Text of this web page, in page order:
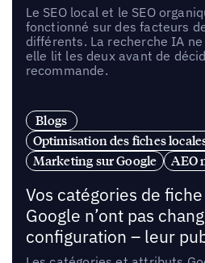
Le SEO local et le SEO
fonctionné sur des facteurs
différents. La recherche IA
elle lit les deux avant de
recommande.
Blogs
Optimisation des fiches
Marketing sur Google
AEO
Vos catégories de
Google n’ont pas
configuration – leur